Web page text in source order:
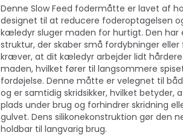
Denne Slow Feed fodermåtte er lavet af
designet til at reducere foderoptagelsen
kæledyr sluger maden for hurtigt. Den har
struktur, der skaber små fordybninger
kræver, at dit kæledyr arbejder lidt
maden, hvilket fører til langsommere
fordøjelse. Denne måtte er velegnet til
og er samtidig skridsikker, hvilket betyder,
plads under brug og forhindrer skridning
gulvet. Dens silikonekonstruktion gør den
holdbar til langvarig brug.